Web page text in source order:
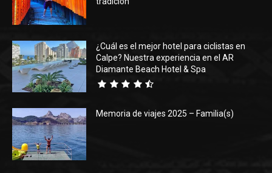
¿Cuál es el mejor hotel para ciclistas en
Calpe? Nuestra experiencia en el AR
Diamante Beach Hotel & Spa
Memoria de viajes 2025 – Familia(s)